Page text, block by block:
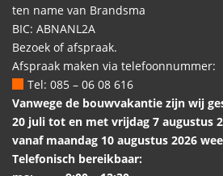
ten name van Brandsma
BIC: ABNANL2A
Bezoek of afspraak.
Afspraak maken via telefoonnummer:
Tel: 085 – 06 08 616
Vanwege de bouwvakantie zijn wij
20 juli tot en met vrijdag 7 augustus
vanaf maandag 10 augustus 2026
Telefonisch bereikbaar: